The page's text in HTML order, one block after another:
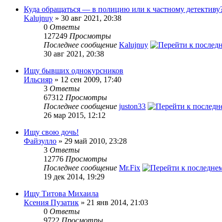
Куда обращаться — в полицию или к частному
Kalujnuy » 30 авг 2021, 20:38
0 Ответы
127249 Просмотры
Последнее сообщение Kalujnuy
30 авг 2021, 20:38
Ищу бывших однокурсников
Ильсияр » 12 сен 2009, 17:40
3 Ответы
67312 Просмотры
Последнее сообщение juston33
26 мар 2015, 12:12
Ищу свою дочь!
Файзулло » 29 май 2010, 23:28
3 Ответы
12776 Просмотры
Последнее сообщение Mr.Fix
19 дек 2014, 19:29
Ищу Титова Михаила
Ксения Пузатик » 21 янв 2014, 21:03
0 Ответы
9722 Просмотры